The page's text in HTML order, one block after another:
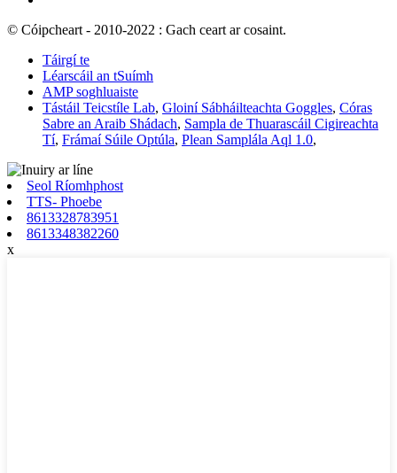
© Cóipcheart - 2010-2022 : Gach ceart ar cosaint.
Táirgí te
Léarscáil an tSuímh
AMP soghluaiste
Tástáil Teicstíle Lab, Gloiní Sábháilteachta Goggles, Córas
Sabre an Araib Shádach, Sampla de Thuarascáil Cigireachta
Tí, Frámaí Súile Optúla, Plean Samplála Aql 1.0,
Seol Ríomhphost
TTS- Phoebe
8613328783951
8613348382260
x